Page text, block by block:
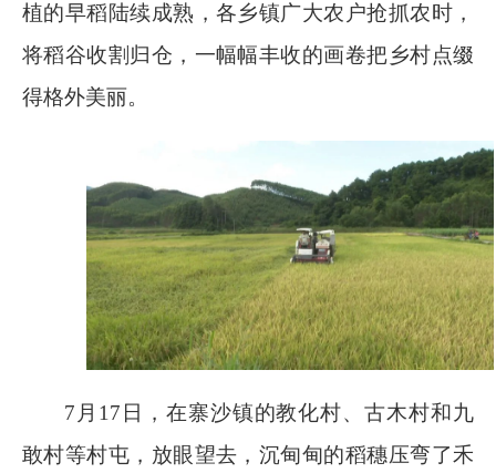
植的早稻陆续成熟，各乡镇广大农户抢抓农时，
将稻谷收割归仓，一幅幅丰收的画卷把乡村点缀
得格外美丽。
7 月 17 日，在寨沙镇的教化村、古木村和九
敢村等村屯，放眼望去，沉甸甸的稻穗压弯了禾